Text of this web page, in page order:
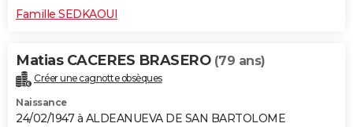
Famille SEDKAOUI
Matias CACERES BRASERO (79 ans)
Créer une cagnotte obsèques
Naissance
24/02/1947 à ALDEANUEVA DE SAN BARTOLOME